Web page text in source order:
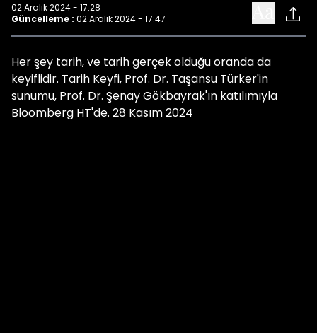
02 Aralık 2024 - 17:28
Güncelleme : 02 Aralık 2024 - 17:47
Her şey tarih, ve tarih gerçek olduğu oranda da
keyiflidir. Tarih Keyfi, Prof. Dr. Taşansu Türker'in
sunumu, Prof. Dr. Şenay Gökbayrak'ın katılımıyla
Bloomberg HT'de. 28 Kasım 2024